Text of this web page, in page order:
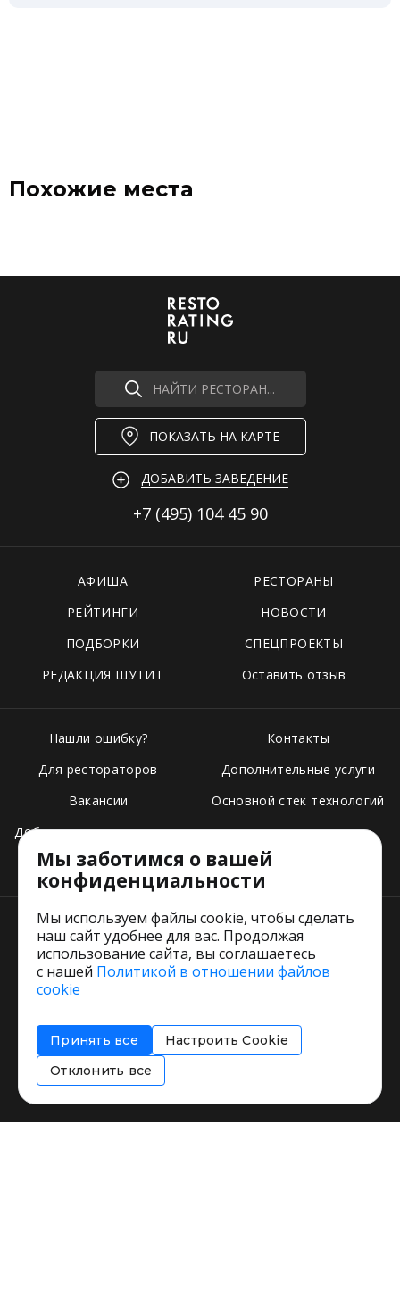
Похожие места
НАЙТИ РЕСТОРАН...
ПОКАЗАТЬ НА КАРТЕ
ДОБАВИТЬ ЗАВЕДЕНИЕ
+7 (495) 104 45 90
АФИША
РЕСТОРАНЫ
РЕЙТИНГИ
НОВОСТИ
ПОДБОРКИ
СПЕЦПРОЕКТЫ
РЕДАКЦИЯ ШУТИТ
Оставить отзыв
Нашли ошибку?
Для рестораторов
Вакансии
Добавить свое заведение
Тарифы
Контакты
Дополнительные услуги
Основной стек технологий
Пользовательское соглашение
Соглашение об информировании
Политика использования cookies
Мы заботимся о вашей
конфиденциальности
Мы используем файлы cookie, чтобы сделать
наш сайт удобнее для вас. Продолжая
использование сайта, вы соглашаетесь
с нашей Политикой в отношении файлов
cookie
Принять все
Настроить Cookie
Отклонить все